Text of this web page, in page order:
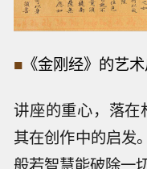
■ 《金刚经》的艺
讲座的重心，落在
其在创作中的启发
般若智慧能破除一